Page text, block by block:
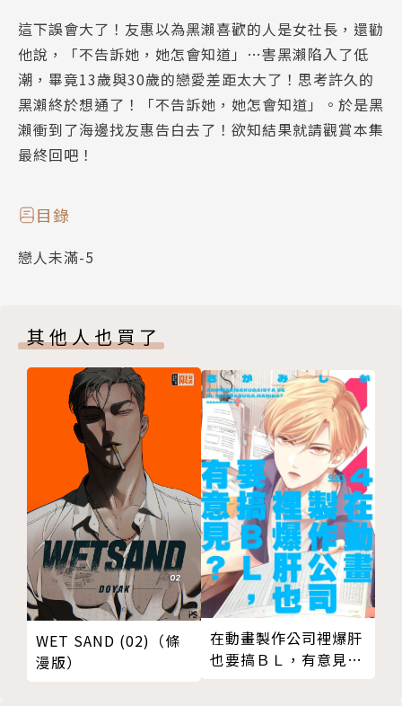
這下誤會大了！友惠以為黑瀨喜歡的人是女社長，還勸
他說，「不告訴她，她怎會知道」…害黑瀨陷入了低
潮，畢竟13歲與30歲的戀愛差距太大了！思考許久的
黑瀨終於想通了！「不告訴她，她怎會知道」。於是黑
瀨衝到了海邊找友惠告白去了！欲知結果就請觀賞本集
最終回吧！
目錄
戀人未滿-5
其他人也買了
WET SAND (02)（條
漫版）
在動畫製作公司裡爆肝
也要搞ＢＬ，有意見？